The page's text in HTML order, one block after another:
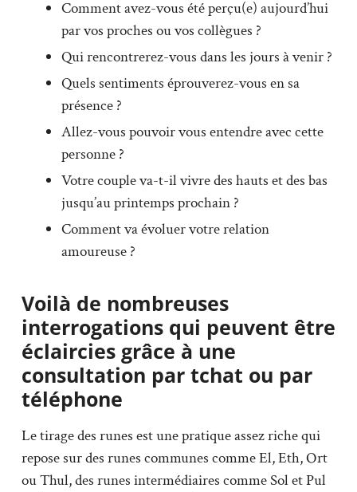
Comment avez-vous été perçu(e) aujourd’hui
par vos proches ou vos collègues ?
Qui rencontrerez-vous dans les jours à venir ?
Quels sentiments éprouverez-vous en sa
présence ?
Allez-vous pouvoir vous entendre avec cette
personne ?
Votre couple va-t-il vivre des hauts et des bas
jusqu’au printemps prochain ?
Comment va évoluer votre relation
amoureuse ?
Voilà de nombreuses
interrogations qui peuvent être
éclaircies grâce à une
consultation par tchat ou par
téléphone
Le tirage des runes est une pratique assez riche qui
repose sur des runes communes comme El, Eth, Ort
ou Thul, des runes intermédiaires comme Sol et Pul